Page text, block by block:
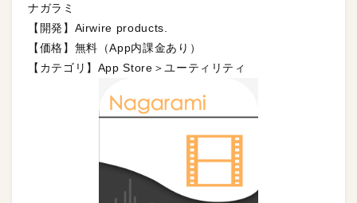
ナガラミ
【開発】Airwire products.
【価格】無料（App内課金あり）
【カテゴリ】App Store＞ユーティリティ